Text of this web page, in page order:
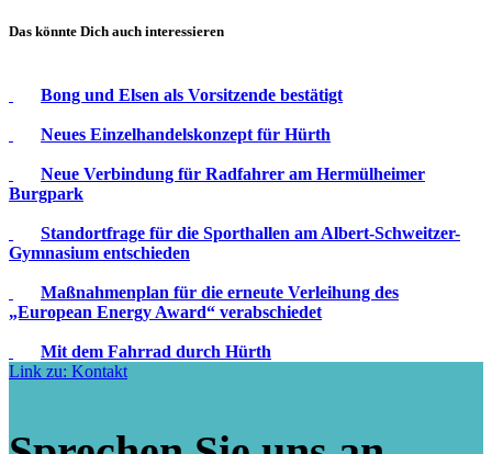
Das könnte Dich auch interessieren
Bong und Elsen als Vorsitzende bestätigt
Neues Einzelhandelskonzept für Hürth
Neue Verbindung für Radfahrer am Hermülheimer
Burgpark
Standortfrage für die Sporthallen am Albert-Schweitzer-
Gymnasium entschieden
Maßnahmenplan für die erneute Verleihung des
„European Energy Award“ verabschiedet
Mit dem Fahrrad durch Hürth
Link zu: Kontakt